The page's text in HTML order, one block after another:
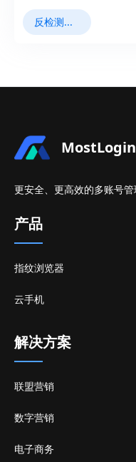
反检测浏览器
MostLogin
更安全、更高效的多账号管
产品
指纹浏览器
云手机
解决方案
联盟营销
数字营销
电子商务